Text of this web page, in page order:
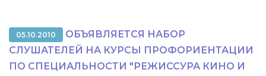
05.10.2010
ОБЪЯВЛЯЕТСЯ НАБОР
СЛУШАТЕЛЕЙ НА КУРСЫ ПРОФОРИЕНТАЦИИ
ПО СПЕЦИАЛЬНОСТИ "РЕЖИССУРА КИНО И